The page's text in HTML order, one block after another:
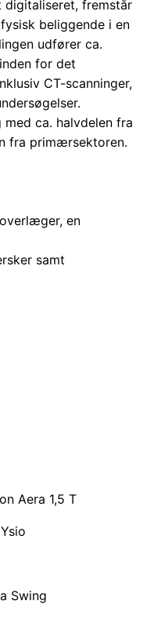
digitaliseret, fremstår
beliggende i en
udfører ca.
for det
CT-scanninger,
ca. halvdelen fra
fra primærsektoren.
en
samt
Aera 1,5 T
Swing